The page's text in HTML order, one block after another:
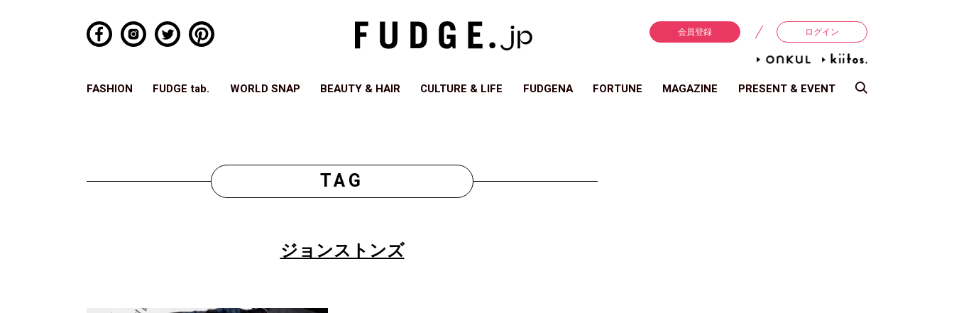
会員登録 ログイン
FASHION FUDGE tab. WORLD SNAP BEAUTY & HAIR CULTURE & LIFE FUDGENA FORTUNE MAGAZINE PRESENT & EVENT
TAG
ジョンストンズ